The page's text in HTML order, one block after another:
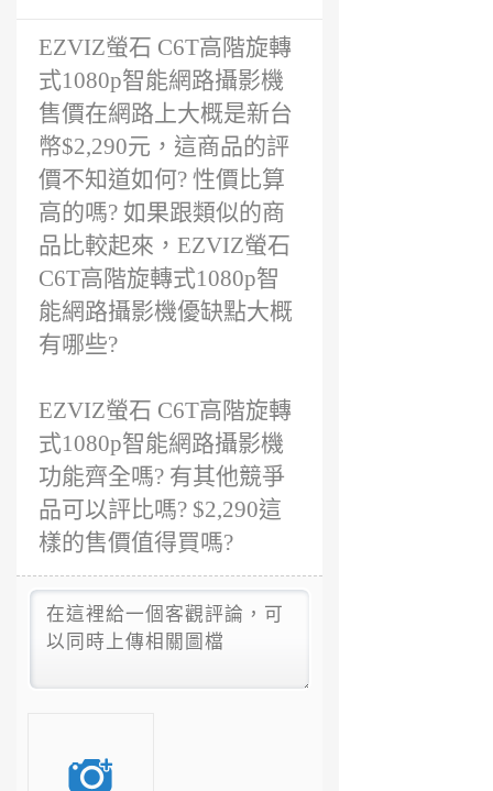
EZVIZ螢石 C6T高階旋轉
式1080p智能網路攝影機
售價在網路上大概是新台
幣$2,290元，這商品的評
價不知道如何? 性價比算
高的嗎? 如果跟類似的商
品比較起來，EZVIZ螢石
C6T高階旋轉式1080p智
能網路攝影機優缺點大概
有哪些?
EZVIZ螢石 C6T高階旋轉
式1080p智能網路攝影機
功能齊全嗎? 有其他競爭
品可以評比嗎? $2,290這
樣的售價值得買嗎?